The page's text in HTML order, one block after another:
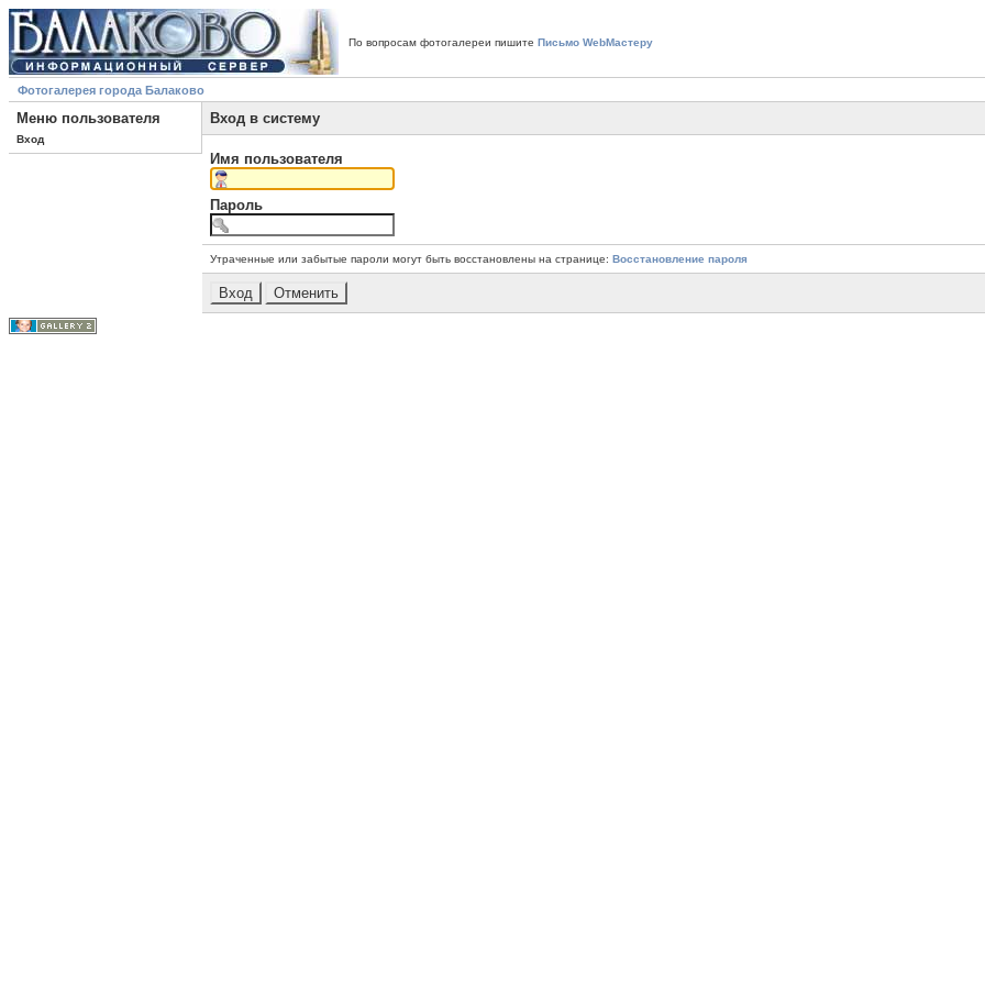
По вопросам фотогалереи пишите Письмо WebМастеру
Фотогалерея города Балаково
Меню пользователя
Вход
Вход в систему
Имя пользователя
Пароль
Утраченные или забытые пароли могут быть восстановлены на странице: Восстановление пароля